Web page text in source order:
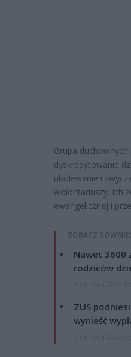
Grupa
dyskredytowanie
ubolewanie i
wolontariuszy. Ich
ewangelicznej i
ZOBACZ
Nawet 3600
rodziców
ZUS
wynieść